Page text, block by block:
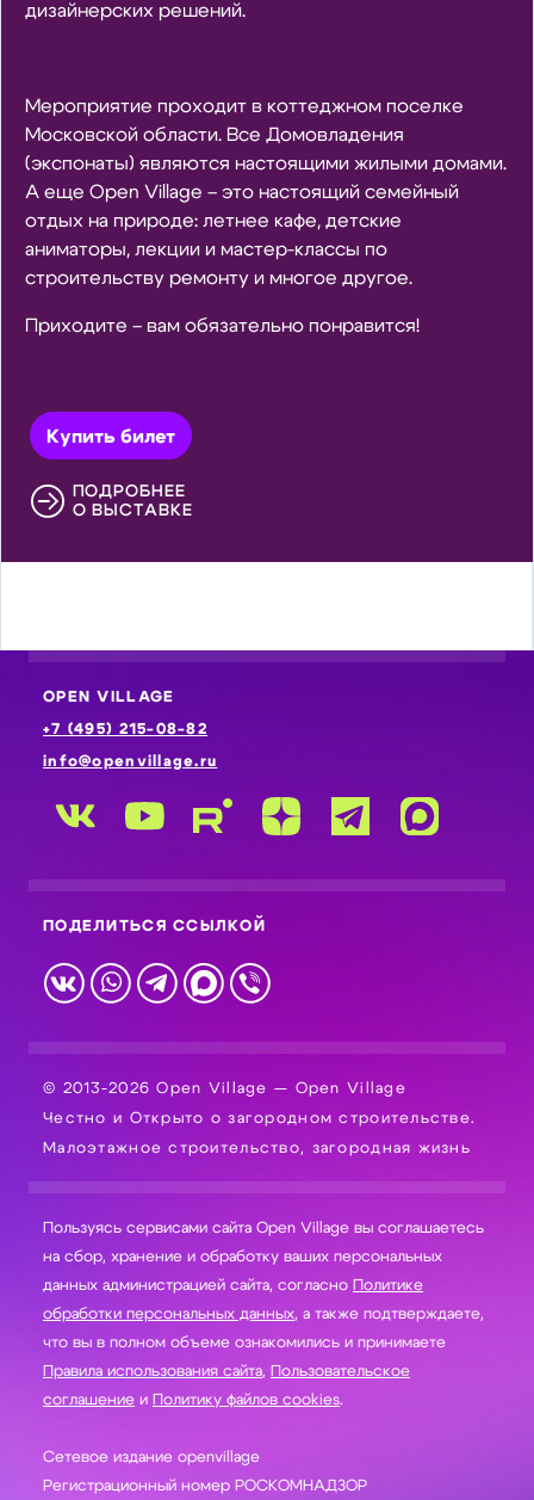
дизайнерских решений.
Мероприятие проходит в коттеджном поселке
Московской области. Все Домовладения
(экспонаты) являются настоящими жилыми домами.
А еще Open Village – это настоящий семейный
отдых на природе: летнее кафе, детские
аниматоры, лекции и мастер-классы по
строительству ремонту и многое другое.
Приходите – вам обязательно понравится!
Купить билет
ПОДРОБНЕЕ
О ВЫСТАВКЕ
OPEN VILLAGE
+7 (495) 215-08-82
info@openvillage.ru
ПОДЕЛИТЬСЯ ССЫЛКОЙ
© 2013-2026 Open Village — Open Village
Честно и Открыто о загородном строительстве.
Малоэтажное строительство, загородная жизнь
Пользуясь сервисами сайта Open Village вы соглашаетесь
на сбор, хранение и обработку ваших персональных
данных администрацией сайта, согласно Политике
обработки персональных данных, а также подтверждаете,
что вы в полном объеме ознакомились и принимаете
Правила использования сайта, Пользовательское
соглашение и Политику файлов cookies.
Сетевое издание openvillage
Регистрационный номер РОСКОМНАДЗОР